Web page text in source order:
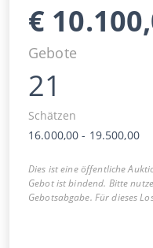
€
Gebote
21
Schätzen
16.000,00 - 19.500,00
Dies ist eine öffentliche
Gebot ist bindend. Bitte
Gebotsabgabe. Für dieses